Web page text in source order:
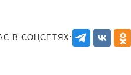
В СОЦСЕТЯХ: